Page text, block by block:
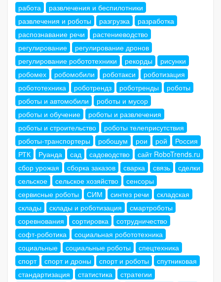
работа
развлечения и беспилотники
развлечения и роботы
разгрузка
разработка
распознавание речи
растениеводство
регулирование
регулирование дронов
регулирование робототехники
рекорды
рисунки
робомех
робомобили роботакси
роботизация
робототехника
роботрендз роботренды
роботы
роботы и автомобили
роботы и мусор
роботы и обучение
роботы и развлечения
роботы и строительство
роботы телеприсутствия
роботы-транспортеры
робошум рои рой
Россия
РТК
Руанда сад садоводство
сайт RoboTrends.ru
сбор урожая
сборка заказов сварка связь
сделки
сельское
сельское хозяйство
сенсоры
сервисные роботы
СИМ синтез речи
складская
склады
склады и роботизация
смартроботы
соревнования
сортировка
сотрудничество
софт-роботика
социальная робототехника
социальные
социальные роботы
спецтехника
спорт
спорт и дроны спорт и роботы
спутниковая
стандартизация
статистика
стратегии